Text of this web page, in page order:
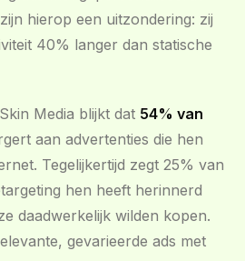
hierop een uitzondering: zij
40% langer dan statische
Media blijkt dat 54% van
aan advertenties die hen
Tegelijkertijd zegt 25% van
hen heeft herinnerd
daadwerkelijk wilden kopen.
gevarieerde ads met